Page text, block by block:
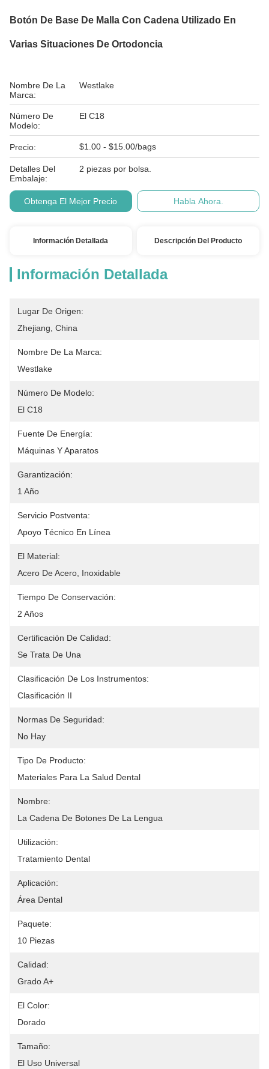
Botón De Base De Malla Con Cadena Utilizado En
Varias Situaciones De Ortodoncia
Nombre De La
Marca:
Westlake
Número De
Modelo:
El C18
Precio: $1.00 - $15.00/bags
Detalles Del
Embalaje:
2 piezas por bolsa.
Obtenga El Mejor Precio Habla Ahora.
Información Detallada Descripción Del Producto
Información Detallada
Lugar De Origen:
Zhejiang, China
Nombre De La Marca:
Westlake
Número De Modelo:
El C18
Fuente De Energía:
Máquinas Y Aparatos
Garantización:
1 Año
Servicio Postventa:
Apoyo Técnico En Línea
El Material:
Acero De Acero, Inoxidable
Tiempo De Conservación:
2 Años
Certificación De Calidad:
Se Trata De Una
Clasificación De Los Instrumentos:
Clasificación II
Normas De Seguridad:
No Hay
Tipo De Producto:
Materiales Para La Salud Dental
Nombre:
La Cadena De Botones De La Lengua
Utilización:
Tratamiento Dental
Aplicación:
Área Dental
Paquete:
10 Piezas
Calidad:
Grado A+
El Color:
Dorado
Tamaño:
El Uso Universal